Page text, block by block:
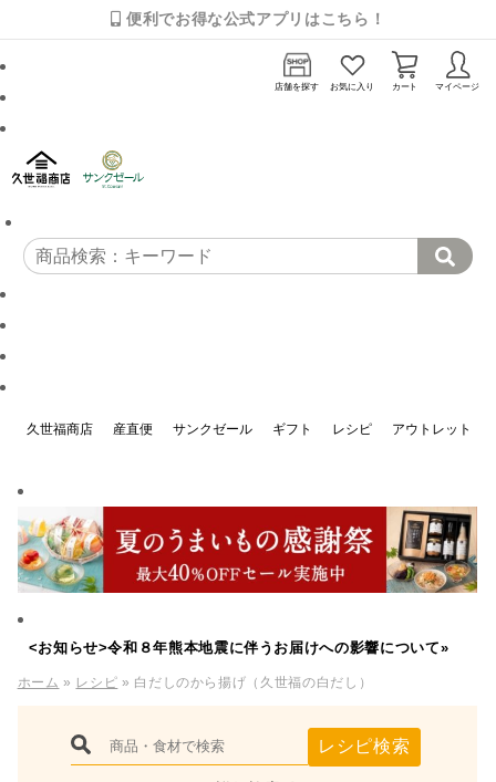
便利でお得な公式アプリはこちら！
店舗を探す お気に入り カート マイページ
久世福商店 産直便 サンクゼール ギフト レシピ アウトレット
<お知らせ>令和８年熊本地震に伴うお届けへの影響について»
ホーム » レシピ » 白だしのから揚げ（久世福の白だし）
レシピ検索